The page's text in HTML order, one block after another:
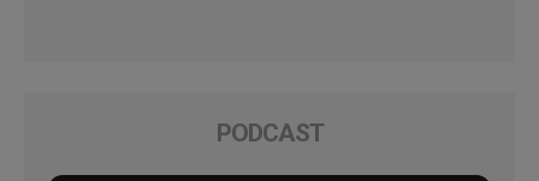
PODCAST